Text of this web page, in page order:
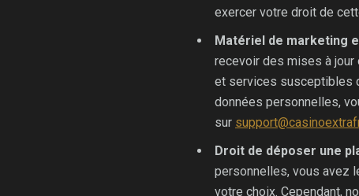
exercer votre droit de
Matériel de marketing
recevoir des mises à jour
et services susceptibles
données personnelles,
sur
Droit de déposer une
personnelles, vous avez
votre choix. Cependant,